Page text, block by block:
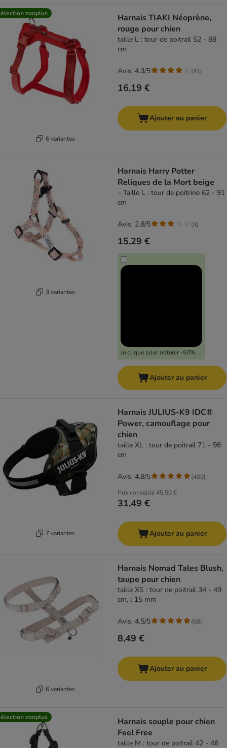
zooplus
6 variantes
Harnais TIAKI Néoprène,
rouge pour chien
taille L : tour de poitrail 52 - 88
cm
16,19 €
Avis: 4.3/5 (41)
Ajouter au panier
3 variantes
Harnais Harry Potter
Reliques de la Mort beige
– Taille L : tour de poitrine 62 - 91
cm
15,29 €
Je clique pour obtenir -50%
Avis: 2.8/5 (4)
Ajouter au panier
7 variantes
Harnais JULIUS-K9 IDC®
Power, camouflage pour
chien
taille XL : tour de poitrail 71 - 96
cm
Prix conseillé45,50 €
31,49 €
Avis: 4.8/5 (400)
Ajouter au panier
6 variantes
Harnais Nomad Tales Blush,
taupe pour chien
taille XS : tour de poitrail 34 - 49
cm, l 15 mm
8,49 €
Avis: 4.5/5 (68)
Ajouter au panier
zooplus
Harnais souple pour chien
Feel Free
taille M : tour de poitrail 42 - 46